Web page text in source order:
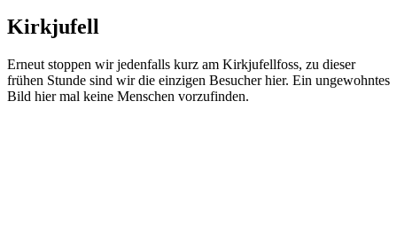
Kirkjufell
Erneut stoppen wir jedenfalls kurz am Kirkjufellfoss, zu dieser
frühen Stunde sind wir die einzigen Besucher hier. Ein ungewohntes
Bild hier mal keine Menschen vorzufinden.